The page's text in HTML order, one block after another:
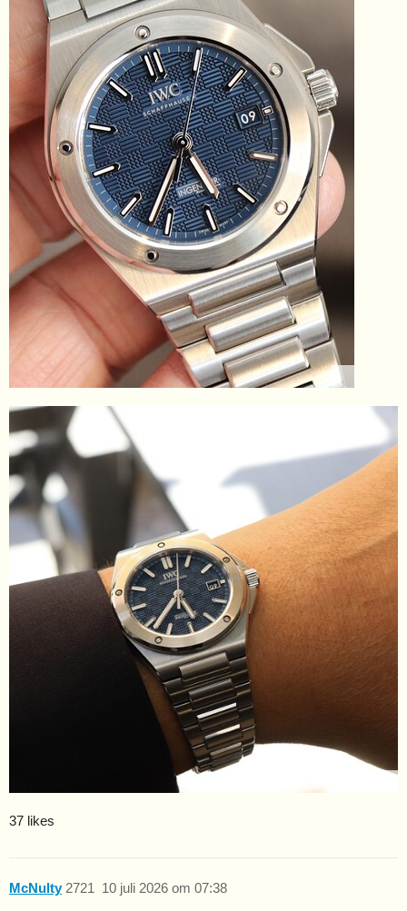
37 likes
McNulty 10 juli 2026 om 07:38
2721